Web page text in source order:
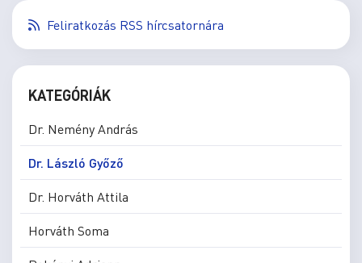
Feliratkozás RSS hírcsatornára
KATEGÓRIÁK
Dr. Nemény András
Dr. László Győző
Dr. Horváth Attila
Horváth Soma